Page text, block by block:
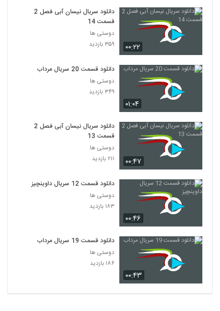
22
سریال Friends فصل اول قسمت 22
۱,۳۴۰ بازدید
سریال Friends فصل اول قسمت 23
۲۰۶ بازدید
25
سریال Friends فصل دوم قسمت 1
سریال Friends فصل دوم قسمت 2
۴۹۹ بازدید
سریال Friends فصل دوم قسمت 4
سریال Friends فصل دوم قسمت 5
۰۰:۲۲
دانلود سریال نیسان آبی فصل 2
قسمت 14
دوستی ها
۳۵۹ بازدید
۰۱:۰۴
دانلود قسمت 20 سریال مرداب
دوستی ها
۳۴۹ بازدید
۰۰:۴۷
دانلود سریال نیسان آبی فصل 2
قسمت 13
دوستی ها
۲۱۱ بازدید
۰۰:۴۶
دانلود قسمت 12 سریال داوینچیز
دوستی ها
۱۸۳ بازدید
۰۰:۴۳
دانلود قسمت 19 سریال مرداب
دوستی ها
۱۸۶ بازدید